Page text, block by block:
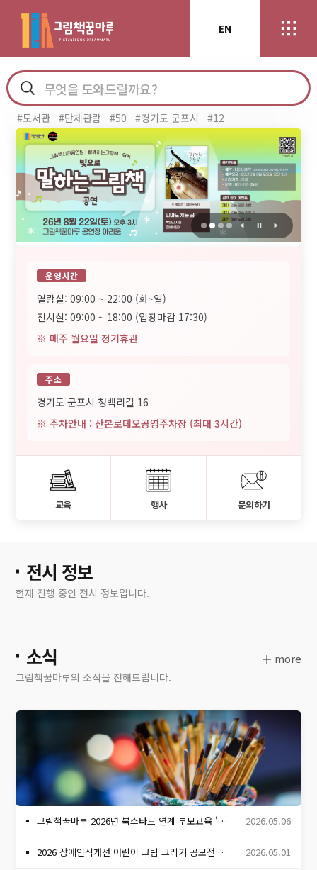
EN
#도서관 #단체관람 #50 #경기도 군포시 #12
운영시간
열람실: 09:00 ~ 22:00 (화~일)
전시실: 09:00 ~ 18:00 (입장마감 17:30)
※ 매주 월요일 정기휴관
주소
경기도 군포시 청백리길 16
※ 주차안내 : 산본로데오공영주차장 (최대 3시간)
교육 행사 문의하기
전시 정보
현재 진행 중인 전시 정보입니다.
소식
그림책꿈마루의 소식을 전해드립니다.
그림책꿈마루 2026년 북스타트 연계 부모교육 '아이에게 그림책 OO 읽어주지 마세요!' 2026.05.06
2026 장애인식개선 어린이 그림 그리기 공모전 심사 결과 발표 2026.05.01
more